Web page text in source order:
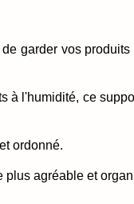
garder vos
à l'humidité, ce
ordonné.
plus agréable et